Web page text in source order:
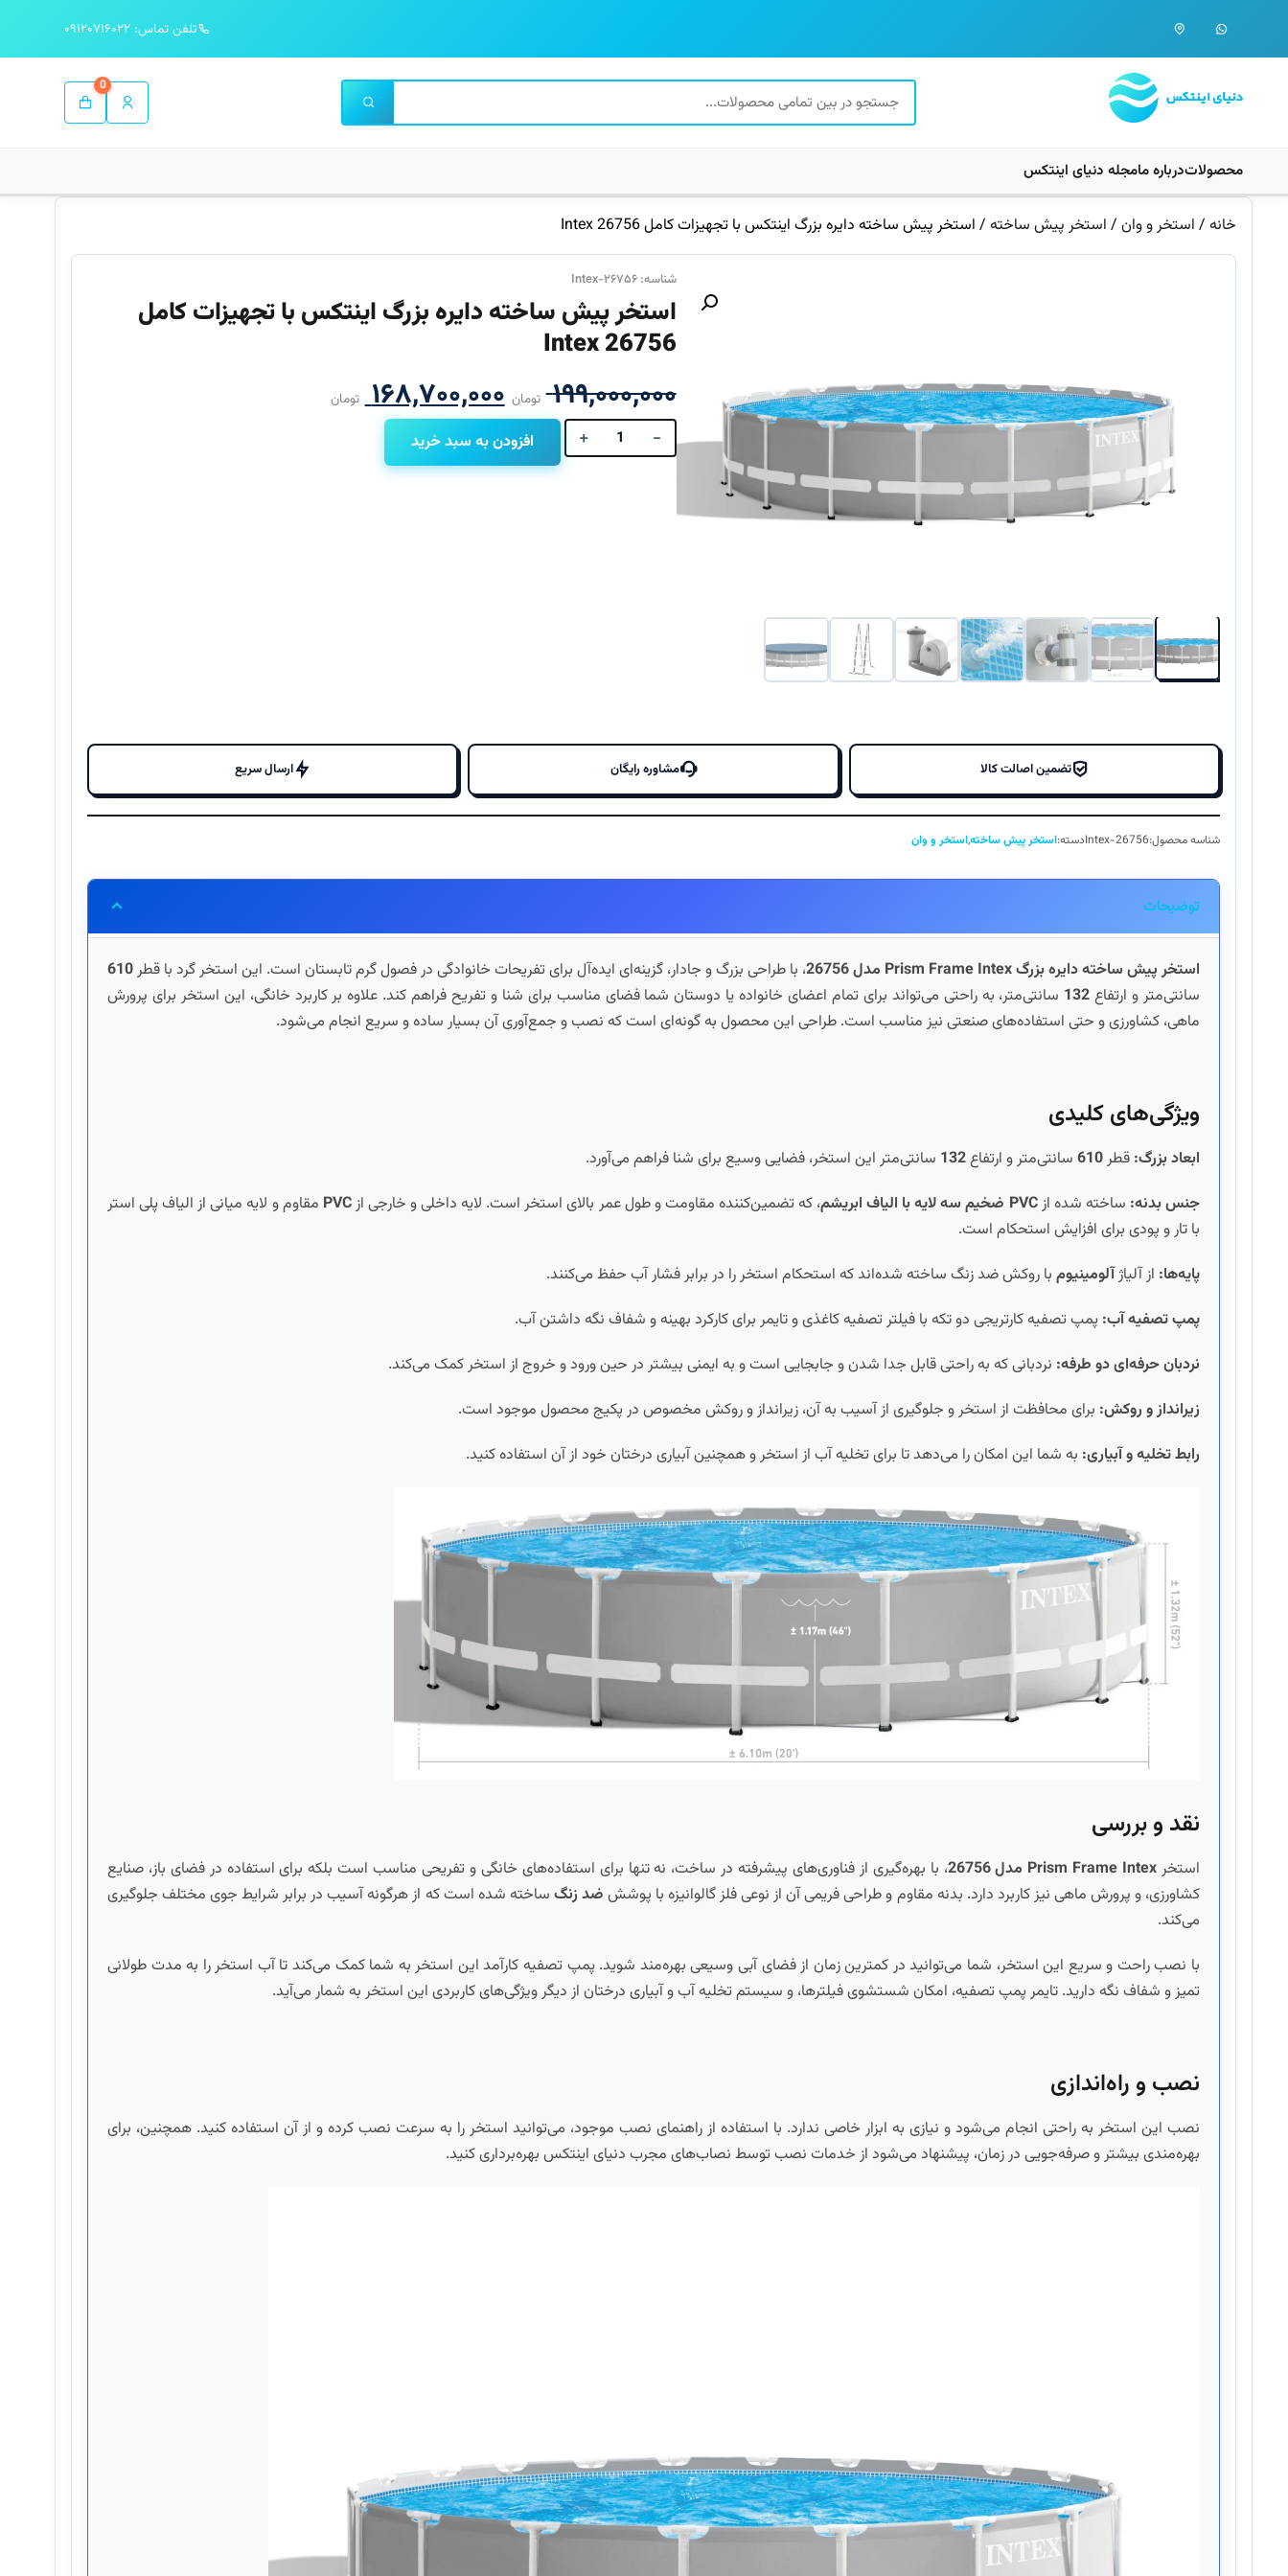
تلفن تماس: ۰۹۱۲۰۷۱۶۰۲۲
0
محصولاتدرباره مامجله دنیای اینتکس
خانه / استخر و وان / استخر پیش ساخته / استخر پیش ساخته دایره بزرگ اینتکس با تجهیزات کامل 26756 Intex
شناسه: Intex-۲۶۷۵۶
استخر پیش ساخته دایره بزرگ اینتکس با تجهیزات کامل
26756 Intex
۱۹۹,۰۰۰,۰۰۰ تومان قیمت
اصلی
۱۶۸,۷۰۰,۰۰۰ تومانقیمت
استخر
-
+ افزودن به سبد خرید
تضمین اصالت کالا مشاوره رایگان ارسال سریع
شناسه محصول:Intex-26756دسته:استخر پیش ساخته,استخر و وان
توضیحات
استخر پیش ساخته دایره بزرگPrism Frame Intex مدل 26756 ، با طراحی بزرگ و جادار، گزینه‌ای ایده‌آل برای تفریحات خانوادگی در فصول گرم تابستان است. این استخر گرد با قطر610
سانتی‌متر و ارتفاع 132 سانتی‌متر، به راحتی می‌تواند برای تمام اعضای خانواده یا دوستان شما فضای مناسب برای شنا و تفریح فراهم کند. علاوه بر کاربرد خانگی، این استخر برای پرورش
ماهی، کشاورزی و حتی استفاده‌های صنعتی نیز مناسب است. طراحی این محصول به گونه‌ای است که نصب و جمع‌آوری آن بسیار ساده و سریع انجام می‌شود.
ویژگی‌های کلیدی
ابعاد بزرگ: قطر610 سانتی‌متر و ارتفاع132 سانتی‌متر این استخر، فضایی وسیع برای شنا فراهم می‌آورد.
جنس بدنه: ساخته شده ازPVC ضخیم سه لایه با الیاف ابریشم، که تضمین‌کننده مقاومت و طول عمر بالای استخر است. لایه داخلی و خارجی ازPVC مقاوم و لایه میانی از الیاف پلی استر
با تار و پودی برای افزایش استحکام است.
پایه‌ها: از آلیاژآلومینیوم با روکش ضد زنگ ساخته شده‌اند که استحکام استخر را در برابر فشار آب حفظ می‌کنند.
پمپ تصفیه آب: پمپ تصفیه کارتریجی دو تکه با فیلتر تصفیه کاغذی و تایمر برای کارکرد بهینه و شفاف نگه داشتن آب.
نردبان حرفه‌ای دو طرفه: نردبانی که به راحتی قابل جدا شدن و جابجایی است و به ایمنی بیشتر در حین ورود و خروج از استخر کمک می‌کند.
زیرانداز و روکش: برای محافظت از استخر و جلوگیری از آسیب به آن، زیرانداز و روکش مخصوص در پکیج محصول موجود است.
رابط تخلیه و آبیاری: به شما این امکان را می‌دهد تا برای تخلیه آب از استخر و همچنین آبیاری درختان خود از آن استفاده کنید.
نقد و بررسی
استخر Prism Frame Intex مدل 26756
، با بهره‌گیری از فناوری‌های پیشرفته در ساخت، نه تنها برای استفاده‌های خانگی و تفریحی مناسب است بلکه برای استفاده در فضای باز، صنایع
کشاورزی، و پرورش ماهی نیز کاربرد دارد. بدنه مقاوم و طراحی فریمی آن از نوعی فلز گالوانیزه با پوشش ضد زنگ ساخته شده است که از هرگونه آسیب در برابر شرایط جوی مختلف جلوگیری
می‌کند.
با نصب راحت و سریع این استخر، شما می‌توانید در کمترین زمان از فضای آبی وسیعی بهره‌مند شوید. پمپ تصفیه کارآمد این استخر به شما کمک می‌کند تا آب استخر را به مدت طولانی
تمیز و شفاف نگه دارید. تایمر پمپ تصفیه، امکان شستشوی فیلترها، و سیستم تخلیه آب و آبیاری درختان از دیگر ویژگی‌های کاربردی این استخر به شمار می‌آید.
نصب و راه‌اندازی
نصب این استخر به راحتی انجام می‌شود و نیازی به ابزار خاصی ندارد. با استفاده از راهنمای نصب موجود، می‌توانید استخر را به سرعت نصب کرده و از آن استفاده کنید. همچنین، برای
بهره‌مندی بیشتر و صرفه‌جویی در زمان، پیشنهاد می‌شود از خدمات نصب توسط نصاب‌های مجرب دنیای اینتکس بهره‌برداری کنید.